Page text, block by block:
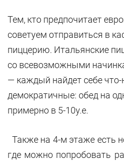
Тем, кто предпочитает
советуем отправиться в
пиццерию. Итальянские
со всевозможными
— каждый найдет себе
демократичные: обед на
примерно в 5-10у.е.
Также на 4-м этаже есть
где можно попробовать